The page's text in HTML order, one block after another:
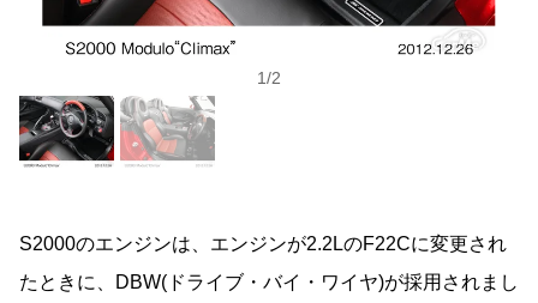
1/2
S2000のエンジンは、エンジンが2.2LのF22Cに変更され
たときに、DBW(ドライブ・バイ・ワイヤ)が採用されまし